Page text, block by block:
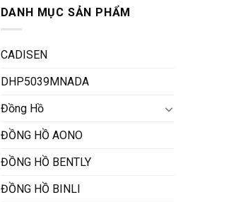
DANH MỤC SẢN PHẨM
CADISEN
DHP5039MNADA
Đồng Hồ
ĐỒNG HỒ AONO
ĐỒNG HỒ BENTLY
ĐỒNG HỒ BINLI